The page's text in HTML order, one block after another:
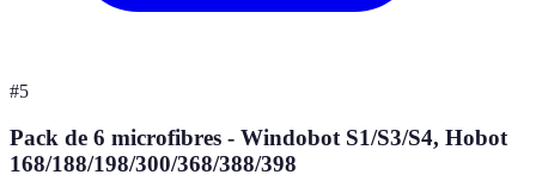
#5
Pack de 6 microfibres - Windobot S1/S3/S4, Hobot
168/188/198/300/368/388/398